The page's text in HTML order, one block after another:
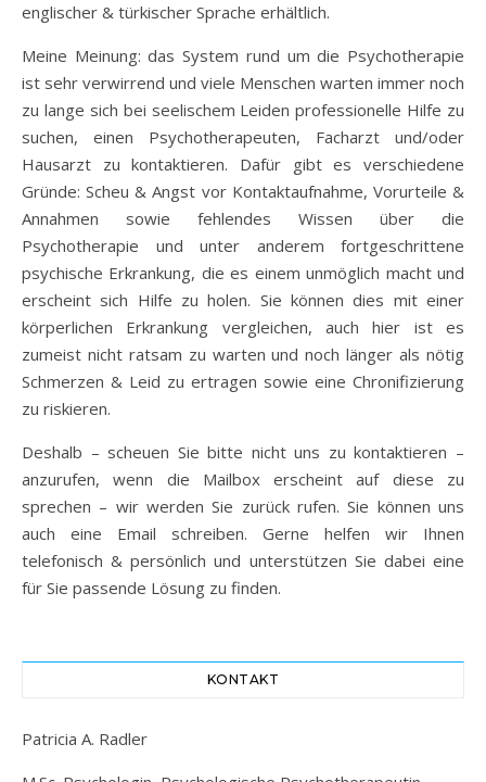
englischer & türkischer Sprache erhältlich.
Meine Meinung: das System rund um die Psychotherapie
ist sehr verwirrend und viele Menschen warten immer noch
zu lange sich bei seelischem Leiden professionelle Hilfe zu
suchen, einen Psychotherapeuten, Facharzt und/oder
Hausarzt zu kontaktieren. Dafür gibt es verschiedene
Gründe: Scheu & Angst vor Kontaktaufnahme, Vorurteile &
Annahmen sowie fehlendes Wissen über die
Psychotherapie und unter anderem fortgeschrittene
psychische Erkrankung, die es einem unmöglich macht und
erscheint sich Hilfe zu holen. Sie können dies mit einer
körperlichen Erkrankung vergleichen, auch hier ist es
zumeist nicht ratsam zu warten und noch länger als nötig
Schmerzen & Leid zu ertragen sowie eine Chronifizierung
zu riskieren.
Deshalb – scheuen Sie bitte nicht uns zu kontaktieren –
anzurufen, wenn die Mailbox erscheint auf diese zu
sprechen – wir werden Sie zurück rufen. Sie können uns
auch eine Email schreiben. Gerne helfen wir Ihnen
telefonisch & persönlich und unterstützen Sie dabei eine
für Sie passende Lösung zu finden.
KONTAKT
Patricia A. Radler